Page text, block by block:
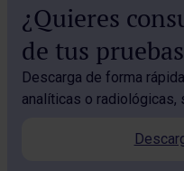
¿Quieres
de tus
Descarga de forma
analíticas o radiológicas,